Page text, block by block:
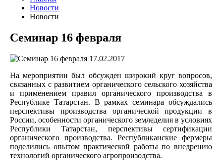
Новости
Новости
Семинар 16 февраля
17.02.2017
На мероприятии был обсужден широкий круг вопросов,
связанных с развитием органического сельского хозяйства
и применением правил органического производства в
Республике Татарстан. В рамках семинара обсуждались
перспективы производства органической продукции в
России, особенности органического земледелия в условиях
Республики Татарстан, перспективы сертификации
органического производства. Республиканские фермеры
поделились опытом практической работы по внедрению
технологий органического агропроизодства.